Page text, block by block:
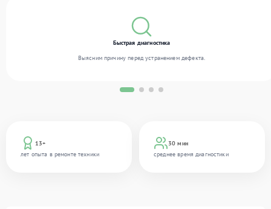
13+
лет опыта в ремонте техники
30 мин
среднее время диагностики
Быстрая диагностика
Выясним причину перед устранением дефекта.